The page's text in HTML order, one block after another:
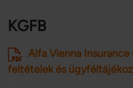
KGFB
Alfa Vienna
feltételek és